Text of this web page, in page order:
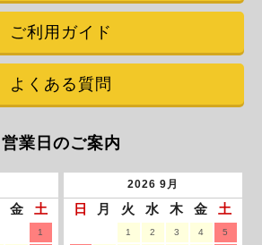
ご利用ガイド
よくある質問
営業日のご案内
金 土
1
2026 9月
日 月 火 水 木 金 土
1 2 3 4 5